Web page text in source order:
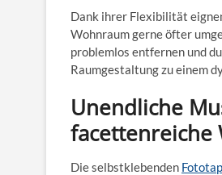
Dank ihrer Flexibilität
Wohnraum gerne öfter
problemlos entfernen und
Raumgestaltung zu einem
Unendliche
facettenreiche
Die selbstklebenden